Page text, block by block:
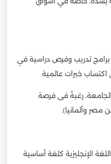
برامج تدريب وفرص دراسية في
اكتساب خبرات عالمية.
رغبةً فى فرصة
وألمانيا).
الإنجليزية كلغة أساسية